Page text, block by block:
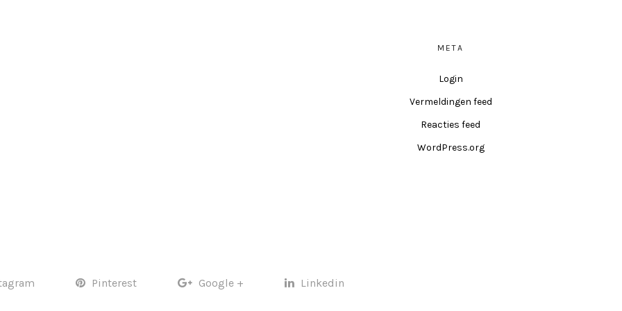
META
Login
Vermeldingen feed
Reacties feed
WordPress.org
Pinterest Google + Linkedin